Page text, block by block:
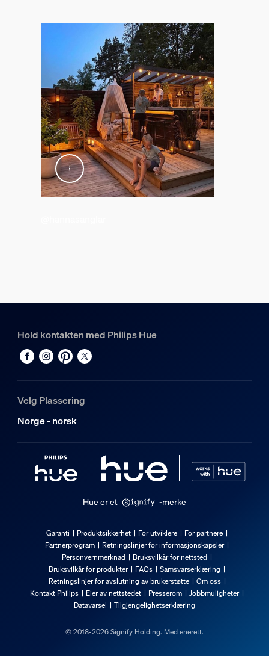
Hold kontakten med Philips Hue
Velg Plassering
Norge - norsk
Hue er et -merke
Garanti Produktsikkerhet For utviklere
For partnere
Partnerprogram
Retningslinjer for informasjonskapsler
Personvernmerknad
Bruksvilkår for nettsted
Bruksvilkår for produkter
FAQs
Samsvarserklæring
Retningslinjer for avslutning av brukerstøtte
Om oss
Kontakt Philips
Eier av nettstedet Presserom
Jobbmuligheter
Datavarsel
Tilgjengelighetserklæring
© 2018-2026 Signify Holding. Med enerett.